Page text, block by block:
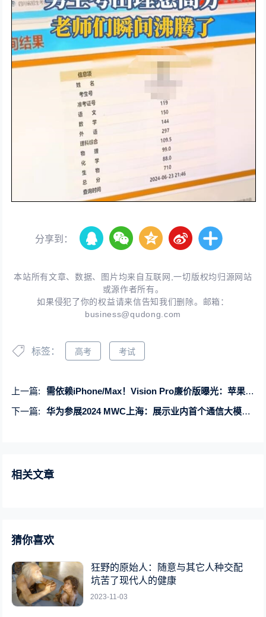
分享到：
本站所有文章、数据、图片均来自互联网,一切版权均归源网站
或源作者所有。
如果侵犯了你的权益请来信告知我们删除。邮箱：
business@qudong.com
标签： 高考 考试
上一篇:
需依赖iPhone/Max！Vision Pro廉价版曝光：苹果降配 不能单独使用
下一篇:
华为参展2024 MWC上海：展示业内首个通信大模型最新突破
相关文章
猜你喜欢
狂野的原始人：随意与其它人种交配
坑苦了现代人的健康
2023-11-03